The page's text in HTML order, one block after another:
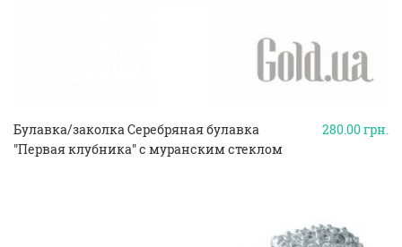
280.00грн.
Булавка/заколка Серебряная булавка
"Первая клубника" с муранским стеклом